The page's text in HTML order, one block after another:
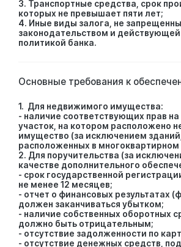
3. Транспортные средства, срок
которых не превышает пяти лет;
4. Иные виды залога, не
законодательством и
политикой банка.
Основные требования к
1. Для недвижимого имущества:
- наличие соответствующих прав
участок, на котором расположено
имущество (за исключением зданий,
расположенных в
2. Для поручительства (за
качестве дополнительного
- срок государственной
не менее 12 месяцев;
- отчет о финансовых результатах
должен заканчиваться убытком;
- наличие собственных оборотных
должно быть отрицательным;
- отсутствие задолженности по
- отсутствие денежных средств,